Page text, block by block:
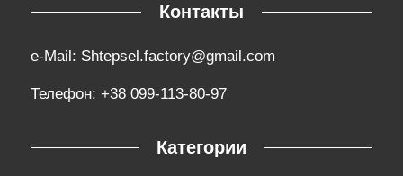
Контакты
e-Mail: Shtepsel.factory@gmail.com
Телефон: +38 099-113-80-97
Категории